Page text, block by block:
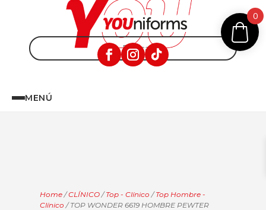
MENÚ
Home /CLÍNICO /Top - Clínico /Top Hombre -
Clínico / TOP WONDER 6619 HOMBRE PEWTER
0